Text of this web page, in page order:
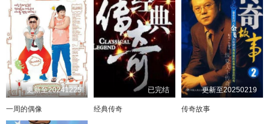
更新至20241225
一周的偶像
已完结
经典传奇
更新至20250219
传奇故事